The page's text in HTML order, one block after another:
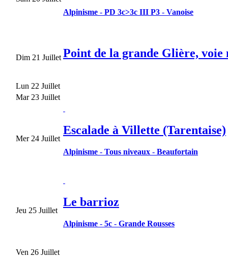
Alpinisme - PD 3c>3c III P3 - Vanoise
Dim 21 Juillet Point de la grande Glière,
Lun 22 Juillet
Mar 23 Juillet
Mer 24 Juillet
Escalade à Villette (Tarentaise)
Alpinisme - Tous niveaux - Beaufortain
Jeu 25 Juillet
Le barrioz
Alpinisme - 5c - Grande Rousses
Ven 26 Juillet